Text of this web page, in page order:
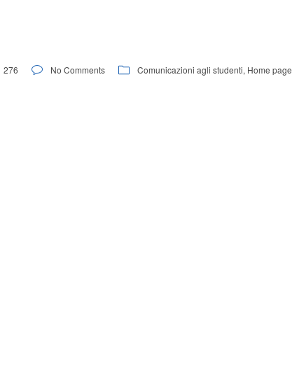
276 No Comments Comunicazioni agli studenti, Home page